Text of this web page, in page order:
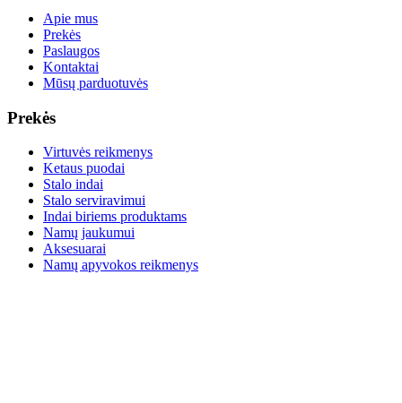
Apie mus
Prekės
Paslaugos
Kontaktai
Mūsų parduotuvės
Prekės
Virtuvės reikmenys
Ketaus puodai
Stalo indai
Stalo serviravimui
Indai biriems produktams
Namų jaukumui
Aksesuarai
Namų apyvokos reikmenys